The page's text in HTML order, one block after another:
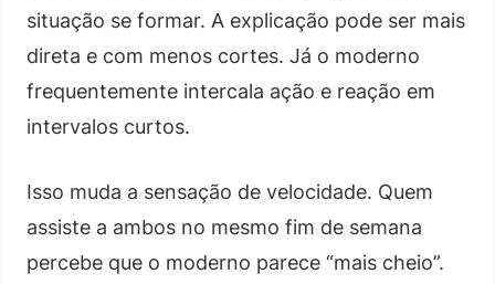
situação se formar. A explicação pode ser mais
direta e com menos cortes. Já o moderno
frequentemente intercala ação e reação em
intervalos curtos.
Isso muda a sensação de velocidade. Quem
assiste a ambos no mesmo fim de semana
percebe que o moderno parece “mais cheio”.